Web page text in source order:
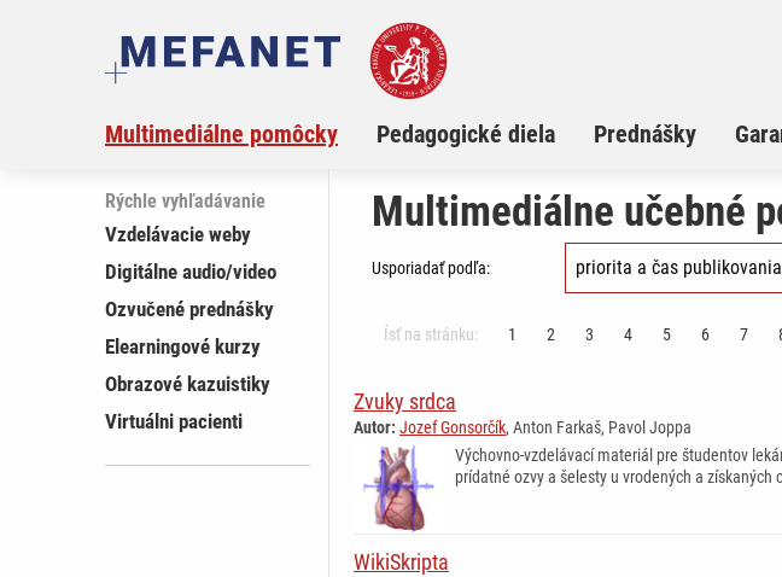
Multimediálne pomôcky Pedagogické diela Prednášky
Rýchle vyhľadávanie
Vzdelávacie weby
Digitálne audio/video
Ozvučené prednášky
Elearningové kurzy
Obrazové kazuistiky
Virtuálni pacienti
Multimediálne učebné
Usporiadať podľa:
Ísť na stránku: 1 2 3 4 5 6 7
Zvuky srdca
Autor: Jozef Gonsorčík, Anton Farkaš, Pavol Joppa
Výchovno-vzdelávací materiál pre študentov
prídatné ozvy a šelesty u vrodených a získaných
WikiSkripta